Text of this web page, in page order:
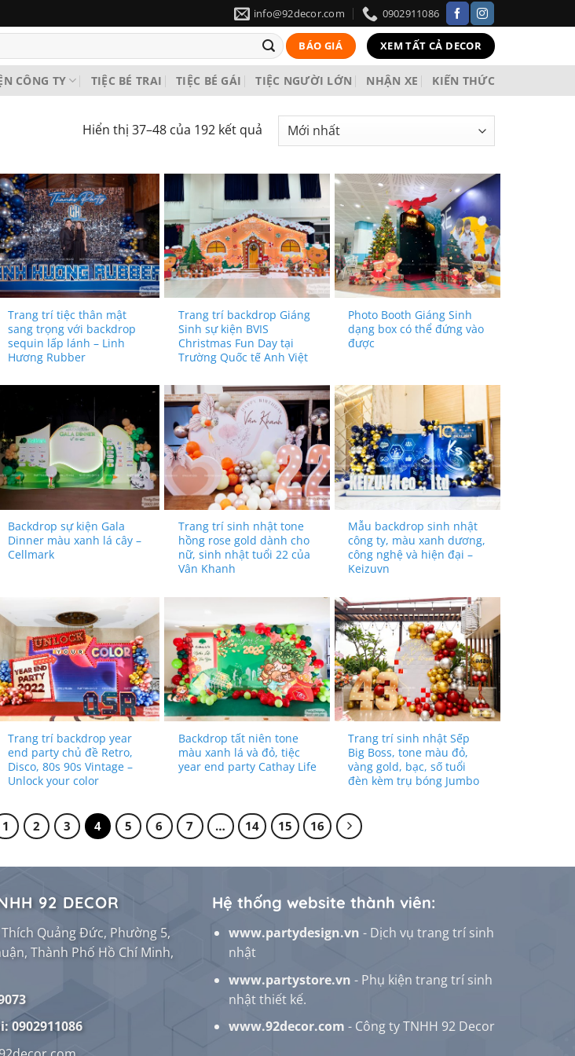
info@92decor.com 0902911086
BÁO GIÁ XEM TẤT CẢ DECOR
CÔNG TY TIỆC BÉ TRAI TIỆC BÉ GÁI TIỆC NGƯỜI LỚN NHẬN XE KIẾN THỨC
Hiển thị 37–48 của 192 kết quả
Trang trí tiệc thân mật
sang trọng với backdrop
sequin lấp lánh – Linh
Hương Rubber
Trang trí backdrop Giáng
Sinh sự kiện BVIS
Christmas Fun Day tại
Trường Quốc tế Anh Việt
Photo Booth Giáng Sinh
dạng box có thể đứng vào
được
Backdrop sự kiện Gala
Dinner màu xanh lá cây –
Cellmark
Trang trí sinh nhật tone
hồng rose gold dành cho
nữ, sinh nhật tuổi 22 của
Vân Khanh
Mẫu backdrop sinh nhật
công ty, màu xanh dương,
công nghệ và hiện đại –
Keizuvn
Trang trí backdrop year
end party chủ đề Retro,
Disco, 80s 90s Vintage –
Unlock your color
Backdrop tất niên tone
màu xanh lá và đỏ, tiệc
year end party Cathay Life
Trang trí sinh nhật Sếp
Big Boss, tone màu đỏ,
vàng gold, bạc, số tuổi
đèn kèm trụ bóng Jumbo
1 2 3 4 5 6 7 … 14 15 16
92 DECOR
Quảng Đức, Phường 5,
Thành Phố Hồ Chí Minh,
0902911086
Hệ thống website thành viên:
www.partydesign.vn - Dịch vụ trang trí sinh
nhật
www.partystore.vn - Phụ kiện trang trí sinh
nhật thiết kế.
www.92decor.com - Công ty TNHH 92 Decor